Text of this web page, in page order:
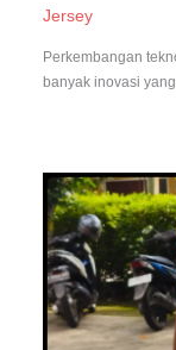
Jersey
Perkembangan
banyak inovasi